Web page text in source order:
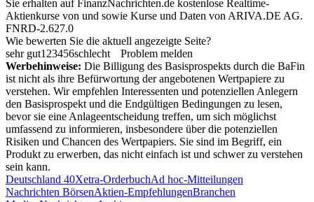
Sie erhalten auf FinanzNachrichten.de kostenlose Realtime-
Aktienkurse von und sowie Kurse und Daten von ARIVA.DE AG.
FNRD-2.627.0
Wie bewerten Sie die aktuell angezeigte Seite?
sehr gut1 23456schlecht
Problem melden
Werbehinweise: Die Billigung des Basisprospekts durch die BaFin
ist nicht als ihre Befürwortung der angebotenen Wertpapiere zu
verstehen. Wir empfehlen Interessenten und potenziellen Anlegern
den Basisprospekt und die Endgültigen Bedingungen zu lesen,
bevor sie eine Anlageentscheidung treffen, um sich möglichst
umfassend zu informieren, insbesondere über die potenziellen
Risiken und Chancen des Wertpapiers. Sie sind im Begriff, ein
Produkt zu erwerben, das nicht einfach ist und schwer zu verstehen
sein kann.
Deutschland 40Xetra-OrderbuchAd hoc-Mitteilungen
Nachrichten BörsenAktien-EmpfehlungenBranchen